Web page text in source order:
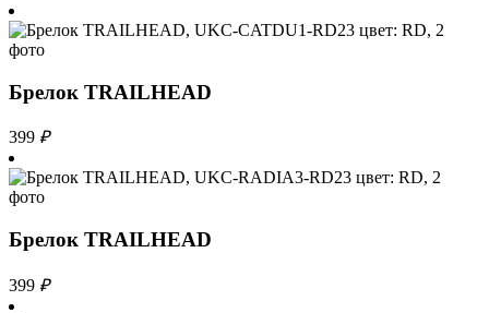
Брелок TRAILHEAD
399 ₽
Брелок TRAILHEAD
399 ₽